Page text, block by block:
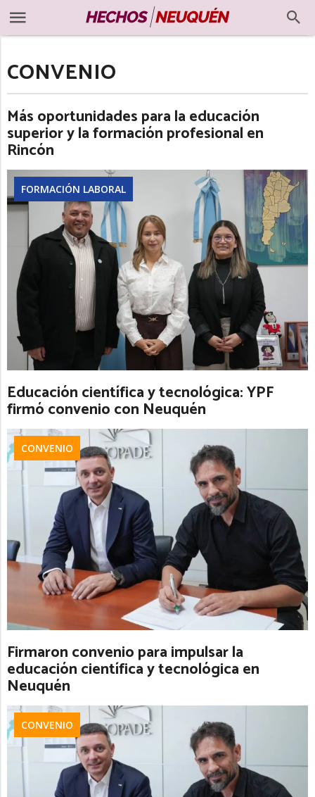
CONVENIO
Más oportunidades para la educación
superior y la formación profesional en
Rincón
FORMACIÓN LABORAL
Educación científica y tecnológica: YPF
firmó convenio con Neuquén
CONVENIO
Firmaron convenio para impulsar la
educación científica y tecnológica en
Neuquén
CONVENIO